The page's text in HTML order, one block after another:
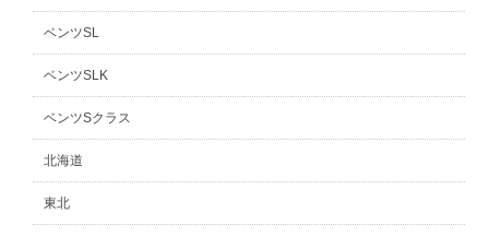
ベンツSL
ベンツSLK
ベンツSクラス
北海道
東北